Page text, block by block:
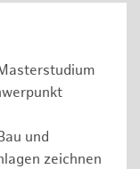
und
zeichnen